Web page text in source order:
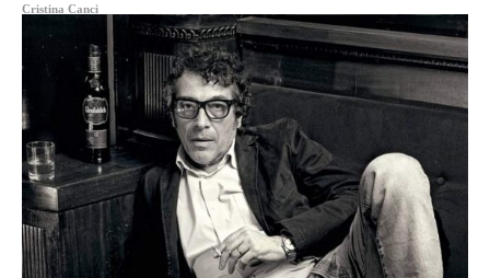
Cristina Canci